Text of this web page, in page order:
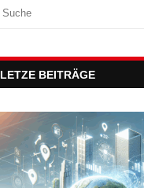
LETZE BEITRÄGE